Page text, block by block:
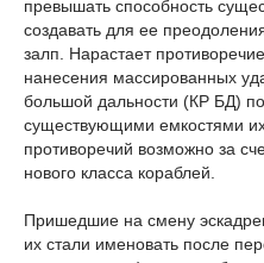
превышать способность
создавать для ее
залп. Нарастает
нанесения массированных
большой дальности (КР БД)
существующими емкостями
противоречий возможно за
нового класса кораблей.
Пришедшие на смену
их стали именовать после